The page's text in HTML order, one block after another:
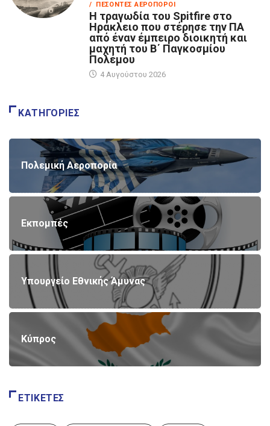
/ ΠΕΣΌΝΤΕΣ ΑΕΡΟΠΌΡΟΙ
Η τραγωδία του Spitfire στο
Ηράκλειο που στέρησε την ΠΑ
από έναν έμπειρο διοικητή και
μαχητή του Β΄ Παγκοσμίου
Πολέμου
4 Αυγούστου 2026
ΚΑΤΗΓΟΡΊΕΣ
Πολεμική Αεροπορία
Εκπομπές
Υπουργείο Εθνικής Άμυνας
Κύπρος
ΕΤΙΚΈΤΕΣ